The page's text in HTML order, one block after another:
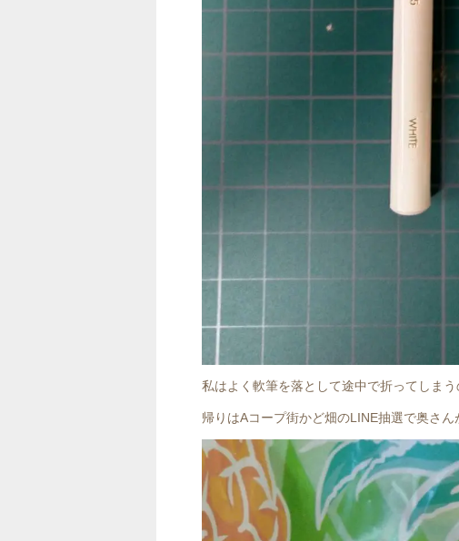
私はよく軟筆を落として途中で折ってしま
帰りはAコープ街かど畑のLINE抽選で奥さ